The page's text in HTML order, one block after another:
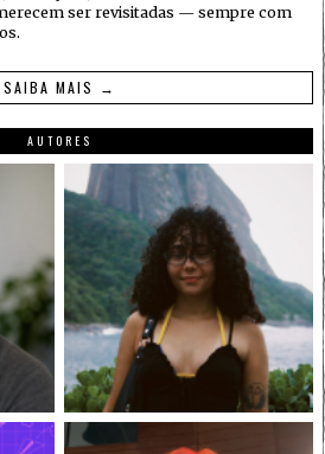
ser revisitadas — sempre com
SAIBA MAIS →
AUTORES